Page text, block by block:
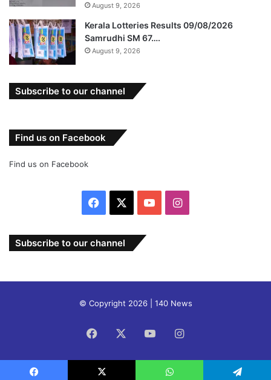
August 9, 2026
Kerala Lotteries Results 09/08/2026
Samrudhi SM 67….
August 9, 2026
Subscribe to our channel
Find us on Facebook
Find us on Facebook
Facebook YouTubeInstagram
Subscribe to our channel
© Copyright 2026 | 140 News
Facebook YouTubeInstagram